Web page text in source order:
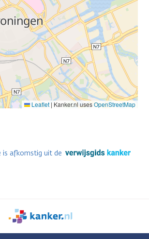
Leaflet | Kanker.nl usesOpenStreetMap
is afkomstig uit de
We
zijn